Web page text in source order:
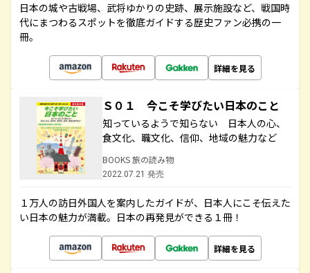
日本の城や古戦場、武将ゆかりの史跡、展示施設など、戦国時
代にまつわるスポットを徹底ガイドする歴史ファン必携の一
冊。
詳細を見る
Ｓ０１ 今こそ学びたい日本のこと
知っているようで知らない 日本人の心、
食文化、職文化、信仰、地域の魅力など
BOOKS 旅の読み物
2022.07.21 発売
１万人の訪日外国人を案内したガイドが、日本人にこそ伝えた
い日本の魅力が満載。日本の再発見ができる１冊！
詳細を見る